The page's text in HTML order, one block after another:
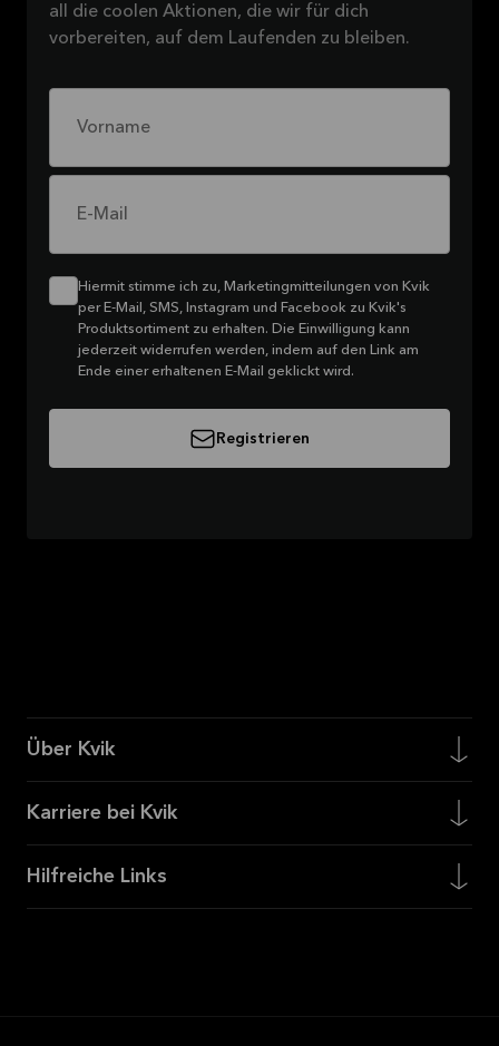
all die coolen Aktionen, die wir für dich
vorbereiten, auf dem Laufenden zu bleiben.
Vorname
E-Mail
Hiermit stimme ich zu, Marketingmitteilungen von Kvik
per E-Mail, SMS, Instagram und Facebook zu Kvik's
Produktsortiment zu erhalten. Die Einwilligung kann
jederzeit widerrufen werden, indem auf den Link am
Ende einer erhaltenen E-Mail geklickt wird.
Registrieren
Über Kvik
Karriere bei Kvik
Hilfreiche Links